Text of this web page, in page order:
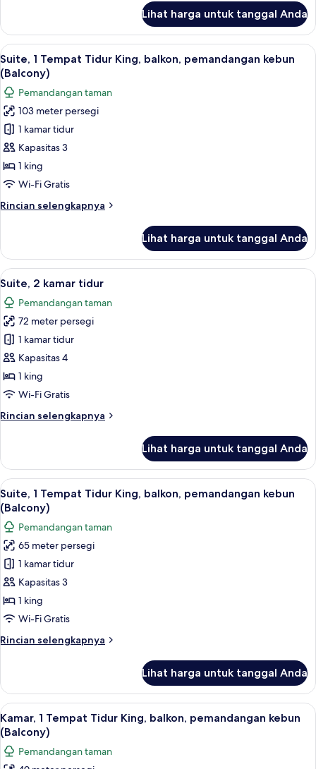
kolam
renang
(Balcony)
Kamar,
Tempat
Tidur
King,
balkon,
pemandangan
kolam
renang
(Balcony)
Lihat harga untuk tanggal Anda
Lihat
semua
foto
untuk
Suite,
Tempat
Tidur
King,
pemandangan
Suite, 1 Tempat Tidur King, balkon,
11
Suite, 1 Tempat Tidur King, balkon, pemandangan kebun
(Balcony)
Pemandangan taman
103 meter persegi
1 kamar tidur
Kapasitas 3
1 king
Wi-Fi Gratis
Rincian selengkapnya
Rincian
Suite,
Tempat
King,
balkon,
pemandangan
kebun
(Balcony)
Lihat harga untuk tanggal Anda
Lihat
semua
foto
untuk
Suite,
2
kamar
tidur
Suite, 2 kamar tidur | Seprai
13
Suite, 2 kamar tidur
Pemandangan taman
72 meter persegi
1 kamar tidur
Kapasitas 4
1 king
Wi-Fi Gratis
Rincian selengkapnya
Rincian
Suite,
kamar
tidur
Lihat harga untuk tanggal Anda
Lihat
semua
foto
untuk
Suite,
Tempat
Tidur
King,
pemandangan
Seprai premium, selimut bulu
10
Suite, 1 Tempat Tidur King, balkon, pemandangan kebun
(Balcony)
Pemandangan taman
65 meter persegi
1 kamar tidur
Kapasitas 3
1 king
Wi-Fi Gratis
Rincian selengkapnya
Rincian
Suite,
Tempat
Tidur
King,
balkon,
pemandangan
Lihat harga untuk tanggal Anda
Lihat
semua
foto
untuk
Seprai premium, selimut bulu
11
Kamar, 1 Tempat Tidur King, balkon, pemandangan kebun
(Balcony)
Pemandangan taman